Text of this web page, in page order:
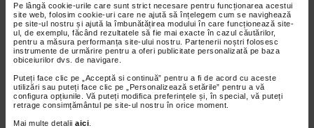
Pe lângă cookie-urile care sunt strict necesare pentru funcționarea acestui
site web, folosim cookie-uri care ne ajută să înțelegem cum se navighează
pe site-ul nostru și ajută la îmbunătățirea modului în care funcționează site-
ul, de exemplu, făcând rezultatele să fie mai exacte în cazul căutărilor,
pentru a măsura performanța site-ului nostru. Partenerii noștri folosesc
instrumente de urmărire pentru a oferi publicitate personalizată pe baza
obiceiurilor dvs. de navigare.
Puteți face clic pe „Acceptă si continuă” pentru a fi de acord cu aceste
utilizări sau puteți face clic pe „Personalizează setările” pentru a vă
configura opțiunile. Vă puteți modifica preferințele și, în special, vă puteți
retrage consimțământul pe site-ul nostru în orice moment.
Mai multe detalii aici
infoline@catena.ro CallCenter